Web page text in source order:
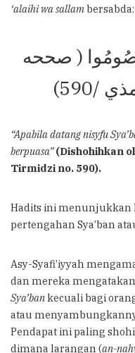
‘alaihi wa sallambersabda:
( صححه
/590)
“Apabila datang nisyfu
berpuasa” (Dishohihkan
Tirmidzi no. 590).
Hadits ini menunjukkan
pertengahan Sya’ban
Asy-Syafi’iyyah
dan mereka
Sya’bankecuali bagi
atau
Pendapat ini paling
dimana larangan (an-